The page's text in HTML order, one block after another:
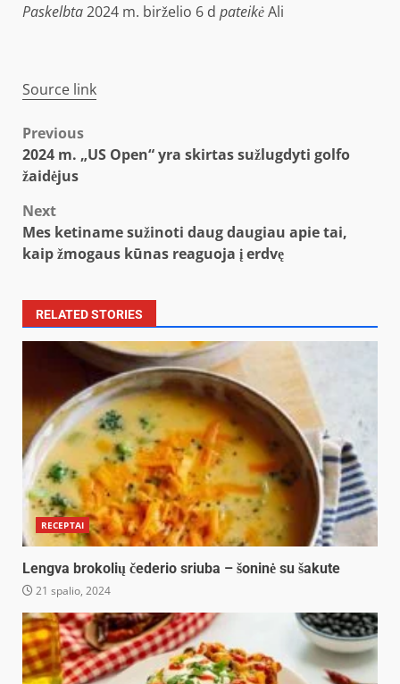
Paskelbta2024 m. birželio 6 d pateikėAli
Source link
Post
navigation
Previous
2024 m. „US Open“ yra skirtas sužlugdyti golfo
žaidėjus
Next
Mes ketiname sužinoti daug daugiau apie tai,
kaip žmogaus kūnas reaguoja į erdvę
RELATED STORIES
RECEPTAI
Lengva brokolių čederio sriuba – šoninė su šakute
21 spalio, 2024